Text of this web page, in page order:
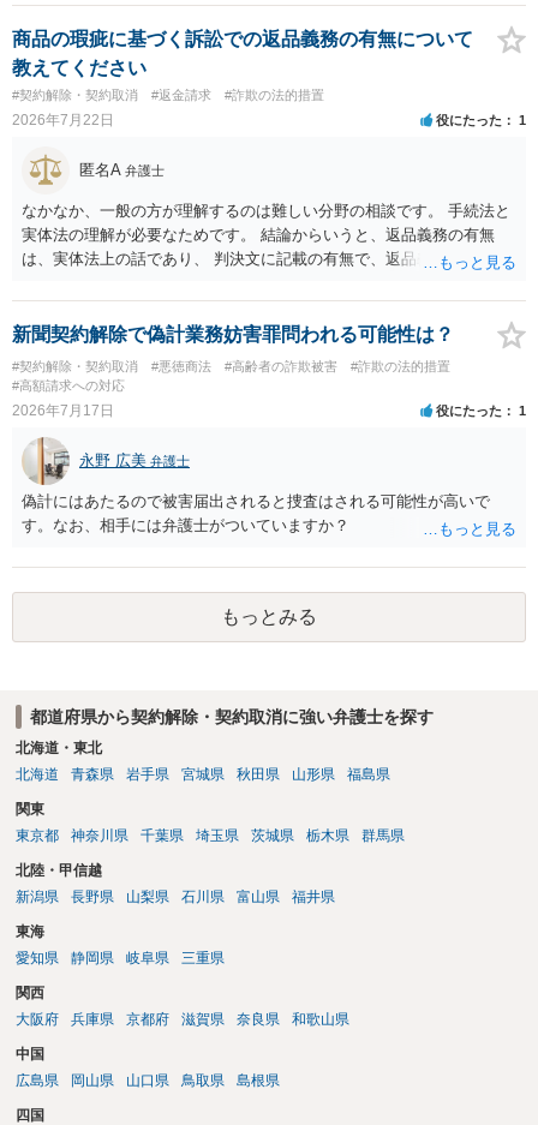
る場合があるかと思われます。
商品の瑕疵に基づく訴訟での返品義務の有無について
教えてください
#契約解除・契約取消 #返金請求 #詐欺の法的措置
2026年7月22日 役にたった 1
匿名A 弁護士
なかなか、一般の方が理解するのは難しい分野の相談です。 手続法と
実体法の理解が必要なためです。 結論からいうと、返品義務の有無
は、実体法上の話であり、 判決文に記載の有無で、返品義務の有無が
品せよ」と判決文に書かれていなくても、 全額支払い判決の前提とし
て、契約不適合責任を理由に契約を解除してれば、 原状回復義務とし
て、相談者さんは、商品の返品義務を負うことになります。 ただし、
訴訟上何等かの形で、返品義務の有無が争われ争点化していたが、 結
論として、返品義務が存在しないというような判断が判決理由中で下
（信義則による主張制限）。
新聞契約解除で偽計業務妨害罪問われる可能性は？
#契約解除・契約取消 #悪徳商法 #高齢者の詐欺被害
#詐欺の法的措置
#高額請求への対応
2026年7月17日 役にたった 1
永野 広美 弁護士
偽計にはあたるので被害届出されると捜査はされる可能性が高いで
す。なお、相手には弁護士がついていますか？
もっとみる
都道府県から契約解除・契約取消に強い弁護士を探す
北海道・東北
北海道
青森県 岩手県 宮城県 秋田県 山形県 福島県
関東
東京都
神奈川県 千葉県 埼玉県 茨城県 栃木県 群馬県
北陸・甲信越
新潟県
長野県 山梨県 石川県 富山県 福井県
東海
愛知県
静岡県 岐阜県 三重県
関西
大阪府
兵庫県 京都府 滋賀県 奈良県 和歌山県
中国
広島県
岡山県 山口県 鳥取県 島根県
四国